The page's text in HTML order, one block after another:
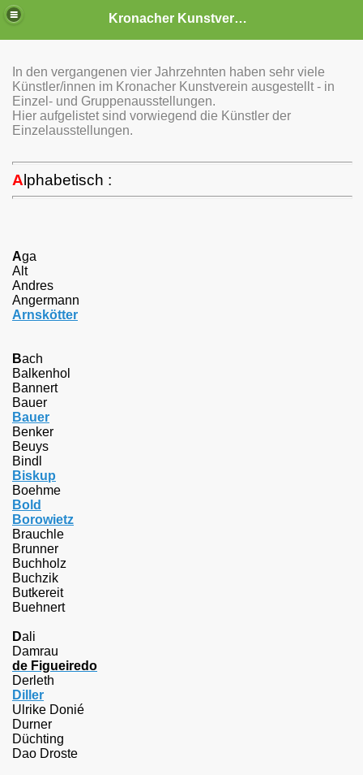
Kronacher Kunstverein e.V.
In den vergangenen vier Jahrzehnten haben sehr viele
Künstler/innen im Kronacher Kunstverein ausgestellt - in
Einzel- und Gruppenausstellungen.
Hier aufgelistet sind vorwiegend die Künstler der
Einzelausstellungen.
A lphabetisch :
Aga
Alt
Andres
Angermann
Arnskötter
Bach
Balkenhol
Bannert
Bauer
Bauer
Benker
Beuys
Bindl
Biskup
Boehme
Bold
Borowietz
Brauchle
Brunner
Buchholz
Buchzik
Butkereit
Buehnert
Dali
Damrau
de Figueiredo
Derleth
Diller
Ulrike Donié
Durner
Düchting
Dao Droste